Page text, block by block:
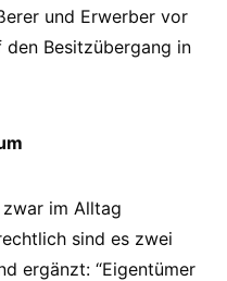
und Erwerber vor
Besitzübergang in
im Alltag
sind es zwei
ergänzt: “Eigentümer